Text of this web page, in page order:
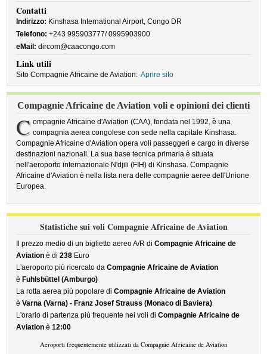
Contatti
Indirizzo: Kinshasa International Airport, Congo DR
Telefono: +243 995903777/ 0995903900
eMail: dircom@caacongo.com
Link utili
Sito Compagnie Africaine de Aviation: Aprire sito
Compagnie Africaine de Aviation voli e opinioni dei clienti
C ompagnie Africaine d'Aviation (CAA), fondata nel 1992, è una
compagnia aerea congolese con sede nella capitale Kinshasa.
Compagnie Africaine d'Aviation opera voli passeggeri e cargo in diverse
destinazioni nazionali. La sua base tecnica primaria è situata
nell'aeroporto internazionale N'djili (FIH) di Kinshasa. Compagnie
Africaine d'Aviation è nella lista nera delle compagnie aeree dell'Unione
Europea.
Statistiche sui voli Compagnie Africaine de Aviation
Il prezzo medio di un biglietto aereo A/R diCompagnie Africaine de
Aviation è di238 Euro
L'aeroporto più ricercato daCompagnie Africaine de Aviation
è Fuhlsbüttel (Amburgo)
La rotta aerea più popolare diCompagnie Africaine de Aviation
èVarna (Varna) - Franz Josef Strauss (Monaco di Baviera)
L'orario di partenza più frequente nei voli diCompagnie Africaine de
Aviation è12:00
Aeroporti frequentemente utilizzati da Compagnie Africaine de Aviation